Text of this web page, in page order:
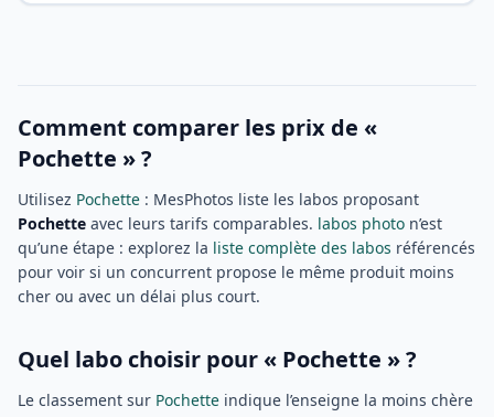
Comment comparer les prix de «
Pochette » ?
Utilisez Pochette : MesPhotos liste les labos proposant
Pochette avec leurs tarifs comparables. labos photo n’est
qu’une étape : explorez la liste complète des labos référencés
pour voir si un concurrent propose le même produit moins
cher ou avec un délai plus court.
Quel labo choisir pour « Pochette » ?
Le classement sur Pochette indique l’enseigne la moins chère